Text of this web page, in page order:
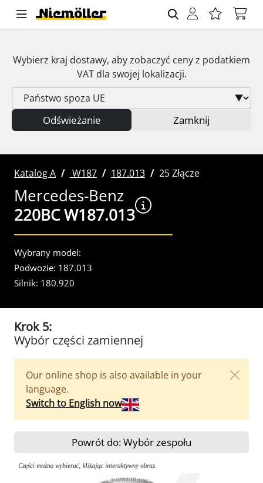
Wybierz kraj dostawy, aby zobaczyć ceny z podatkiem
VATdla swojej lokalizacji.
Odświeżanie Zamknij
Katalog A W187 187.013 25 Złącze
Mercedes-Benz
220BC W187.013
Wybrany model:
Podwozie: 187.013
Silnik: 180.920
Krok 5:
Wybór części zamiennej
Our online shop is also available in your
language.
Switch to English now
Powrót do: Wybór zespołu